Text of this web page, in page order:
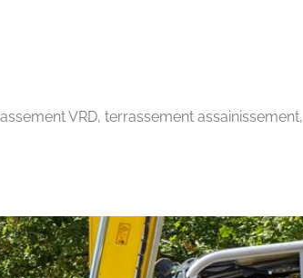
VRD, terrassement assainissement,